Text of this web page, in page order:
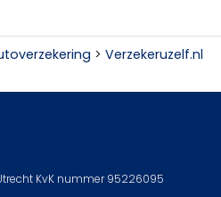
> Verzekeruzelf.nl